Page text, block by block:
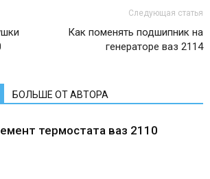
Следующая статья
Как поменять подшипник на
генераторе ваз 2114
БОЛЬШЕ ОТ АВТОРА
термостата ваз 2110